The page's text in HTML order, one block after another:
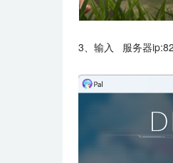
3、输入 服务器